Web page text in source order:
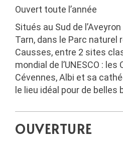
Ouvert toute l’année
Situés au Sud de
Tarn, dans le Parc naturel
Causses, entre 2 sites
mondial de l’UNESCO :
Cévennes, Albi et sa
le lieu idéal pour de belles
OUVERTURE